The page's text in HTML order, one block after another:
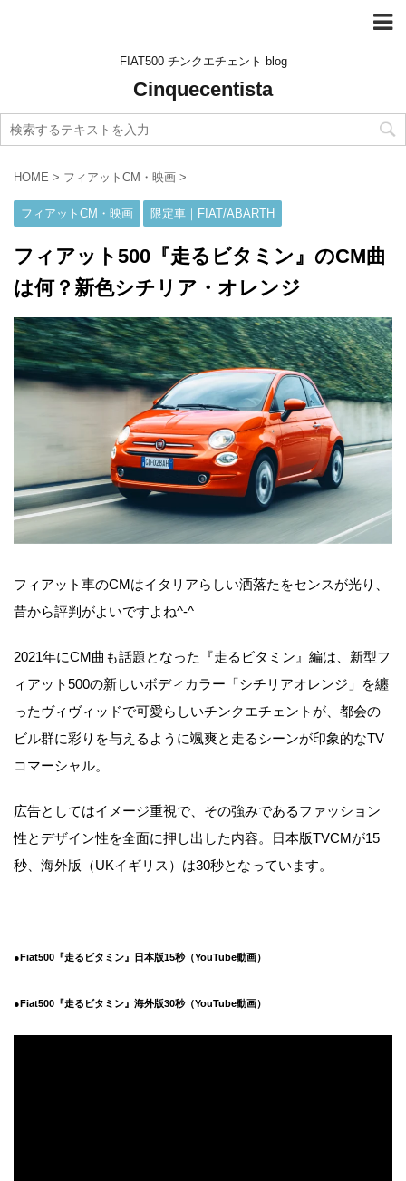
FIAT500 チンクエチェント blog
Cinquecentista
HOME > フィアットCM・映画 >
フィアットCM・映画 限定車｜FIAT/ABARTH
フィアット500『走るビタミン』のCM曲
は何？新色シチリア・オレンジ
フィアット車のCMはイタリアらしい洒落たをセンスが光り、
昔から評判がよいですよね^-^
2021年にCM曲も話題となった『走るビタミン』編は、新型フ
ィアット500の新しいボディカラー「シチリアオレンジ」を纏
ったヴィヴィッドで可愛らしいチンクエチェントが、都会の
ビル群に彩りを与えるように颯爽と走るシーンが印象的なTV
コマーシャル。
広告としてはイメージ重視で、その強みであるファッション
性とデザイン性を全面に押し出した内容。日本版TVCMが15
秒、海外版（UKイギリス）は30秒となっています。
●Fiat500『走るビタミン』日本版15秒（YouTube動画）
●Fiat500『走るビタミン』海外版30秒（YouTube動画）